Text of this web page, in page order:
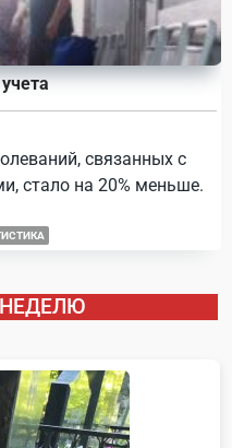
связанных с
стало на 20% меньше.